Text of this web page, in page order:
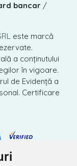
bancar /
este marcă
a conținutului
în vigoare.
de Evidență a
Certificare